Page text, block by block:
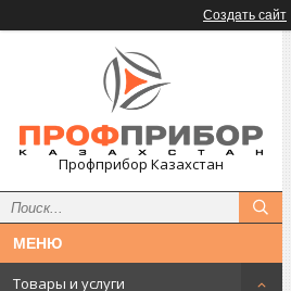
Создать сайт
Профприбор Казахстан
Товары и услуги